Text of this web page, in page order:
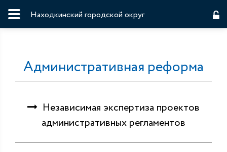
Находкинский городской округ
Административная реформа
Независимая экспертиза проектов
административных регламентов